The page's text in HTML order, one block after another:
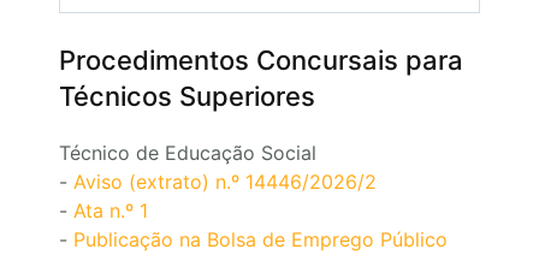
Procedimentos Concursais para
Técnicos Superiores
Técnico de Educação Social
- Aviso (extrato) n.º 14446/2026/2
- Ata n.º 1
- Publicação na Bolsa de Emprego Público